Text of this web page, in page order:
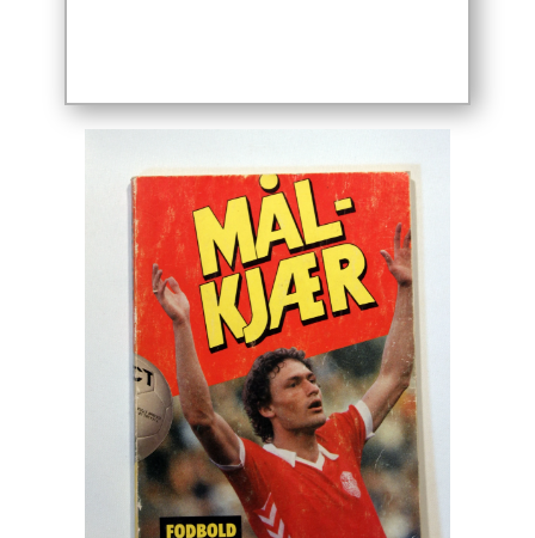
Design
Engelsk
Erhverv
Europa
Fantasy / Sciencefiction
Filosofi
Håndarbejde